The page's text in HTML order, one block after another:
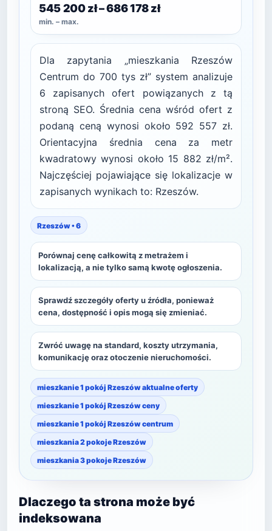
545 200 zł – 686 178 zł
min. – max.
Dla zapytania „mieszkania Rzeszów
Centrum do 700 tys zł” system analizuje
6 zapisanych ofert powiązanych z tą
stroną SEO. Średnia cena wśród ofert z
podaną ceną wynosi około 592 557 zł.
Orientacyjna średnia cena za metr
kwadratowy wynosi około 15 882 zł/m².
Najczęściej pojawiające się lokalizacje w
zapisanych wynikach to: Rzeszów.
Rzeszów • 6
Porównaj cenę całkowitą z metrażem i
lokalizacją, a nie tylko samą kwotę ogłoszenia.
Sprawdź szczegóły oferty u źródła, ponieważ
cena, dostępność i opis mogą się zmieniać.
Zwróć uwagę na standard, koszty utrzymania,
komunikację oraz otoczenie nieruchomości.
mieszkanie 1 pokój Rzeszów aktualne oferty
mieszkanie 1 pokój Rzeszów ceny
mieszkanie 1 pokój Rzeszów centrum
mieszkania 2 pokoje Rzeszów
mieszkania 3 pokoje Rzeszów
Dlaczego ta strona może być
indeksowana